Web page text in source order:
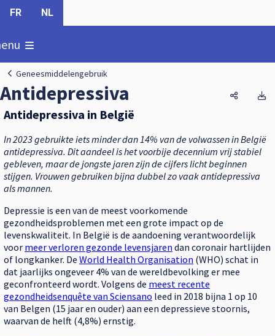
FR NL
Geneesmiddelengebruik
Antidepressiva
Antidepressiva in België
In 2023 gebruikte iets minder dan 14% van de volwassen in België
antidepressiva. Dit aandeel is het voorbije decennium vrij stabiel
gebleven, maar de jongste jaren zijn de cijfers licht beginnen
stijgen. Vrouwen gebruiken bijna dubbel zo vaak antidepressiva
als mannen.
Depressie is een van de meest voorkomende
gezondheidsproblemen met een grote impact op de
levenskwaliteit. In België is de aandoening verantwoordelijk
voor meer verloren gezonde levensjaren dan coronair hartlijden
of longkanker. De World Health Organisation (WHO) schat in
dat jaarlijks ongeveer 4% van de wereldbevolking er mee
geconfronteerd wordt. Volgens de meest recente
gezondheidsenquête van Sciensano leed in 2018 bijna 1 op 10
van Belgen (15 jaar en ouder) aan een depressieve stoornis,
waarvan de helft (4,8%) ernstig.